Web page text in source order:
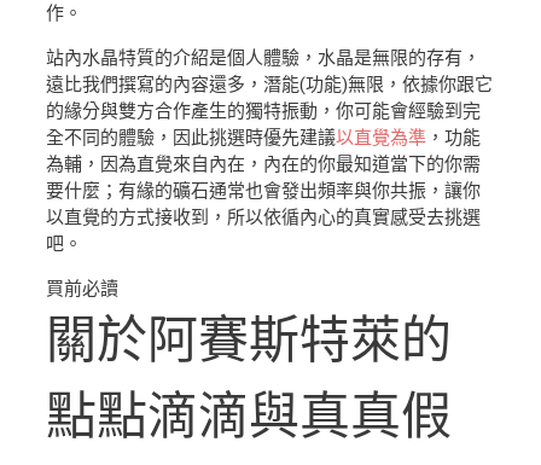
作。
站內水晶特質的介紹是個人體驗，水晶是無限的存有，
遠比我們撰寫的內容還多，潛能(功能)無限，依據你跟它
的緣分與雙方合作產生的獨特振動，你可能會經驗到完
全不同的體驗，因此挑選時優先建議以直覺為準 ，功能
為輔，因為直覺來自內在，內在的你最知道當下的你需
要什麼；有緣的礦石通常也會發出頻率與你共振，讓你
以直覺的方式接收到，所以依循內心的真實感受去挑選
吧。
買前必讀
關於阿賽斯特萊的
點點滴滴與真真假